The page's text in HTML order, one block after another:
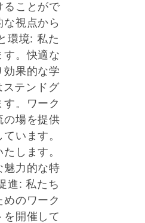
ることがで
視点から
環境: 私た
す。快適な
果的な学
ステンドグ
。ワーク
の場を提供
います。
します。
魅力的な特
進: 私たち
のワーク
開催して